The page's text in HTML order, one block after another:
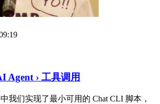
Agent › 工具调用
我们实现了最小可用的 Chat CLI 脚本，